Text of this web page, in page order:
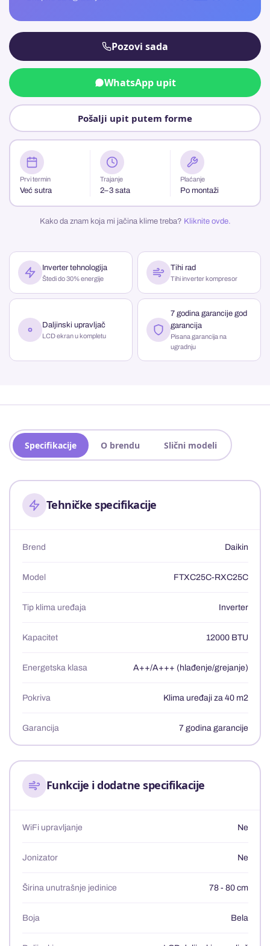
Pozovi sada
WhatsApp upit
Pošalji upit putem forme
Prvi termin
Već sutra
Trajanje
2–3 sata
Plaćanje
Po montaži
Kako da znam koja mi jačina klime treba? Kliknite ovde.
Inverter tehnologija
Štedi do 30% energije
Tihi rad
Tihi inverter kompresor
Daljinski upravljač
LCD ekran u kompletu
7 godina garancije god
garancija
Pisana garancija na
ugradnju
Specifikacije O brendu Slični modeli
Tehničke specifikacije
Brend Daikin
Model FTXC25C-RXC25C
Tip klima uređaja Inverter
Kapacitet 12000 BTU
Energetska klasa A++/A+++ (hlađenje/grejanje)
Pokriva Klima uređaji za 40 m2
Garancija 7 godina garancije
Funkcije i dodatne specifikacije
WiFi upravljanje Ne
Jonizator Ne
Širina unutrašnje jedinice 78 - 80 cm
Boja Bela